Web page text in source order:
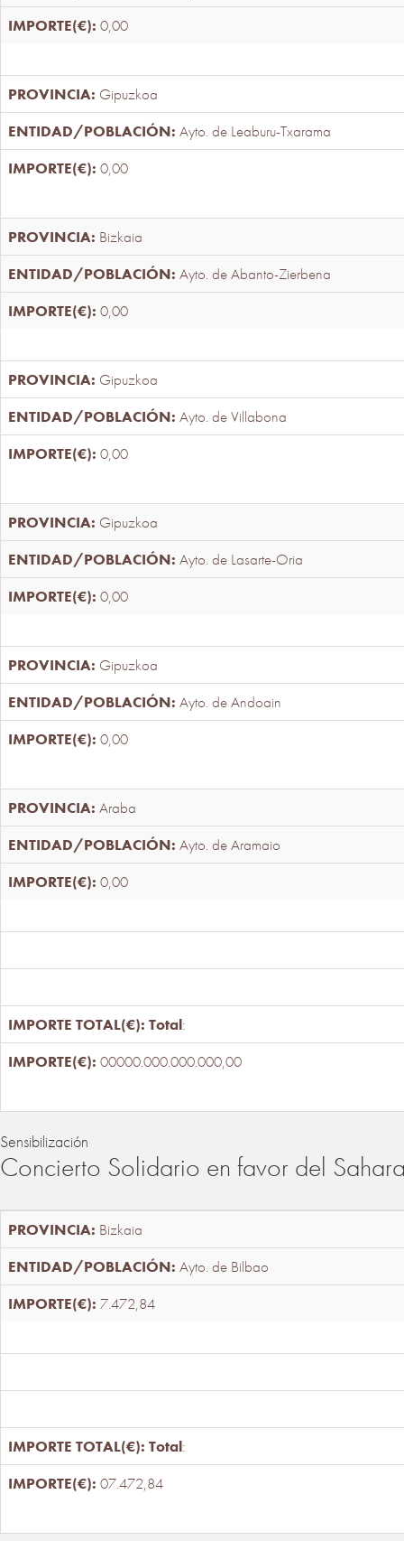
0,00
Gipuzkoa
Ayto. de Leaburu-Txarama
0,00
Bizkaia
Ayto. de Abanto-Zierbena
0,00
Gipuzkoa
Ayto. de Villabona
0,00
Gipuzkoa
Ayto. de Lasarte-Oria
0,00
Gipuzkoa
Ayto. de Andoain
0,00
Araba
Ayto. de Aramaio
0,00
Total:
00000.000.000.000,00
Sensibilización
Concierto Solidario en favor del
Bizkaia
Ayto. de Bilbao
7.472,84
Total:
07.472,84